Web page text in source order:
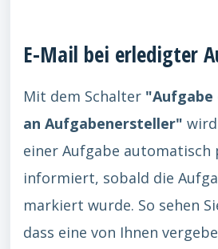
E-Mail bei erledigter
Mit dem Schalter "Aufgabe
an Aufgabenersteller"
einer Aufgabe automatisch
informiert, sobald die
markiert wurde. So sehen
dass eine von Ihnen